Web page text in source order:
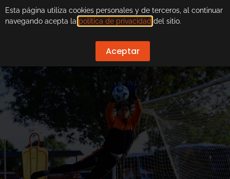
Esta página utiliza cookies personales y de terceros, al continuar
navegando acepta la política de privacidad del sitio.
Aceptar